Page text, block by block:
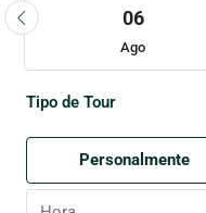
06
Ago
Tipo de Tour
Personalmente